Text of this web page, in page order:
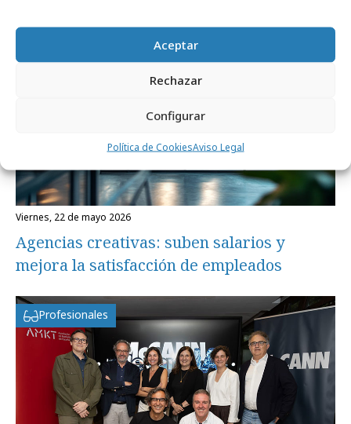
Aceptar
Rechazar
Configurar
Política de CookiesAviso Legal
viernes, 22 de mayo 2026
Agencias creativas: suben salarios y
mejora la satisfacción de empleados
Profesionales